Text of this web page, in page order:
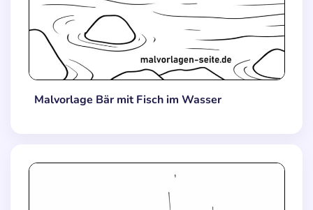
Malvorlage Bär mit Fisch im Wasser